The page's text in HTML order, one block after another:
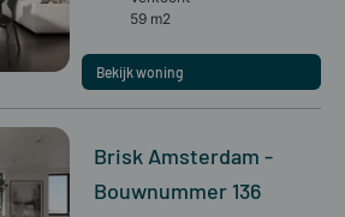
59 m2
Bekijk woning
Brisk Amsterdam -
Bouwnummer 136